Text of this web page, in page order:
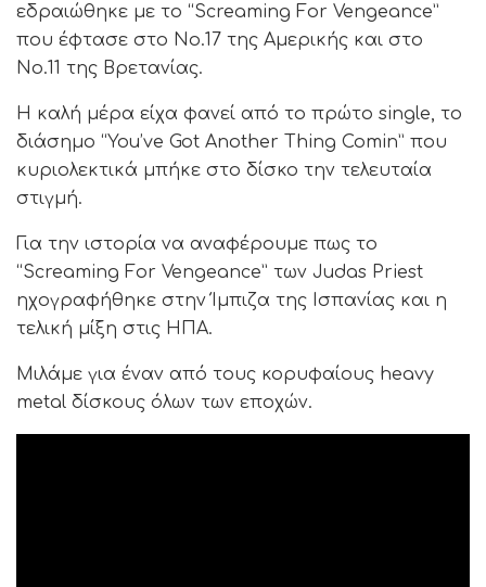
εδραιώθηκε με το “Screaming For Vengeance”
που έφτασε στο Νο.17 της Αμερικής και στο
Νο.11 της Βρετανίας.
Η καλή μέρα είχα φανεί από το πρώτο single, το
διάσημο “You’ve Got Another Thing Comin” που
κυριολεκτικά μπήκε στο δίσκο την τελευταία
στιγμή.
Για την ιστορία να αναφέρουμε πως το
“Screaming For Vengeance” των Judas Priest
ηχογραφήθηκε στην Ίμπιζα της Ισπανίας και η
τελική μίξη στις ΗΠΑ.
Μιλάμε για έναν από τους κορυφαίους heavy
metal δίσκους όλων των εποχών.